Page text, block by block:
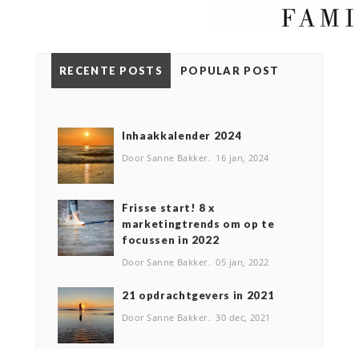
RECENTE POSTS POPULAR POST
Inhaakkalender 2024
Door Sanne Bakker 16 jan, 2024
Frisse start! 8 x
marketingtrends om op te
focussen in 2022
Door Sanne Bakker 05 jan, 2022
2️1 opdrachtgevers in 2021
Door Sanne Bakker 30 dec, 2021